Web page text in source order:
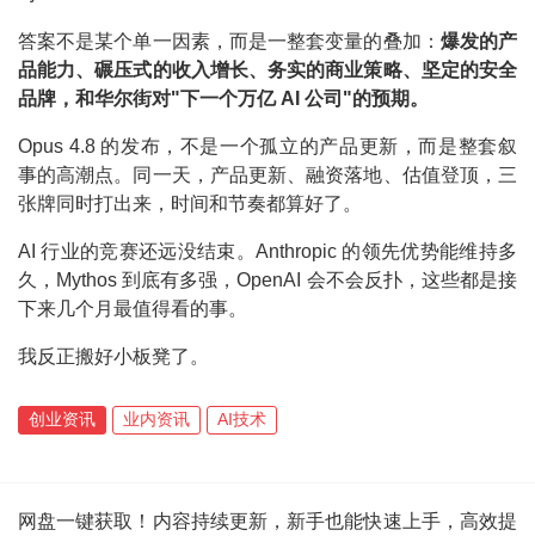
答案不是某个单一因素，而是一整套变量的叠加： 爆发的产
品能力、碾压式的收入增长、务实的商业策略、坚定的安全
品牌，和华尔街对"下一个万亿 AI 公司"的预期。
Opus 4.8 的发布，不是一个孤立的产品更新，而是整套叙
事的高潮点。同一天，产品更新、融资落地、估值登顶，三
张牌同时打出来，时间和节奏都算好了。
AI 行业的竞赛还远没结束。Anthropic 的领先优势能维持多
久，Mythos 到底有多强，OpenAI 会不会反扑，这些都是接
下来几个月最值得看的事。
我反正搬好小板凳了。
创业资讯 业内资讯 AI技术
网盘一键获取！内容持续更新，新手也能快速上手，高效提